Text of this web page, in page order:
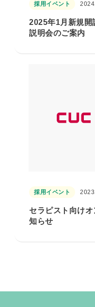
採用イベント
2025年1月新規開
説明会のご案内
採用イベント
セラピスト向け
知らせ